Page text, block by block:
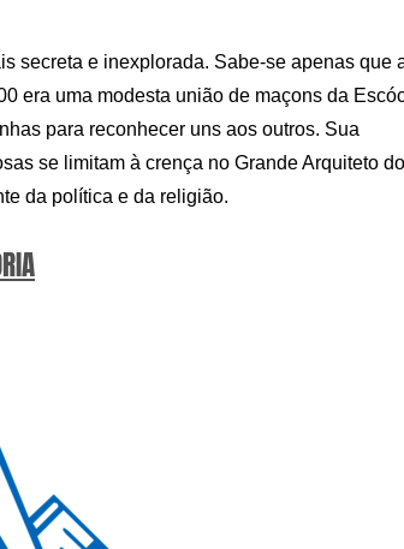
secreta e inexplorada. Sabe-se apenas que
era uma modesta união de maçons da
para reconhecer uns aos outros. Sua
se limitam à crença no Grande Arquiteto do
da política e da religião.